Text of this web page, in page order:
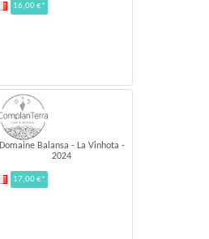
16,00 €*
Domaine Balansa - La Vinhota -
2024
17,00 €*